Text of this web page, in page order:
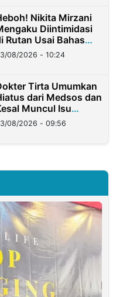
Nikita Mirzani
Diintimidasi
Rutan Usai Bahas
Eks Jampidsus
08/2026 - 10:24
Tirta Umumkan
dari Medsos dan
Muncul Isu
08/2026 - 09:56